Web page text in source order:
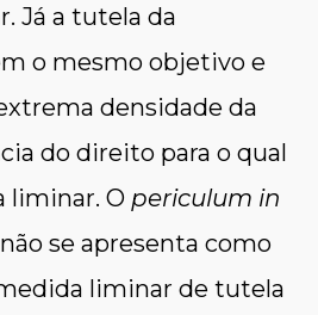
Já a tutela da
o mesmo objetivo e
densidade da
do direito para o qual
liminar. O periculum in
se apresenta como
liminar de tutela